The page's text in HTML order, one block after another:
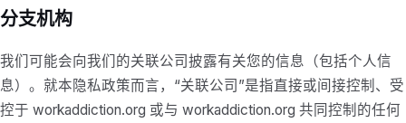
分支机构
我们可能会向我们的关联公司披露有关您的信息（包括个人信
息）。就本隐私政策而言，“关联公司”是指直接或间接控制、受
控于 workaddiction.org 或与 workaddiction.org 共同控制的任何